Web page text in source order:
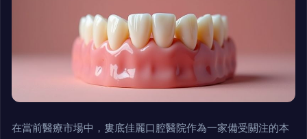
在當前醫療市場中，婁底佳麗口腔醫院作為一家備受關注的本